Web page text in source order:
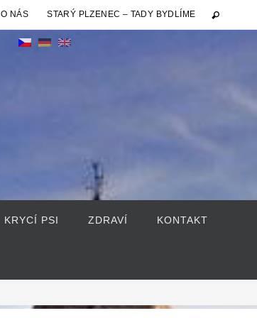
O NÁS STARÝ PLZENEC – TADY BYDLÍME
KRYCÍ PSI ZDRAVÍ KONTAKT